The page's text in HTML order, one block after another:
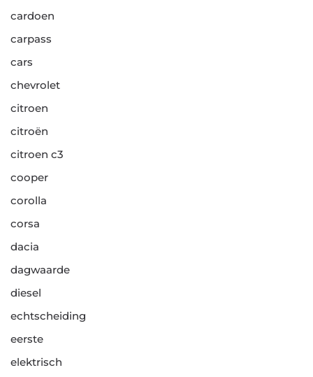
cardoen
carpass
cars
chevrolet
citroen
citroën
citroen c3
cooper
corolla
corsa
dacia
dagwaarde
diesel
echtscheiding
eerste
elektrisch